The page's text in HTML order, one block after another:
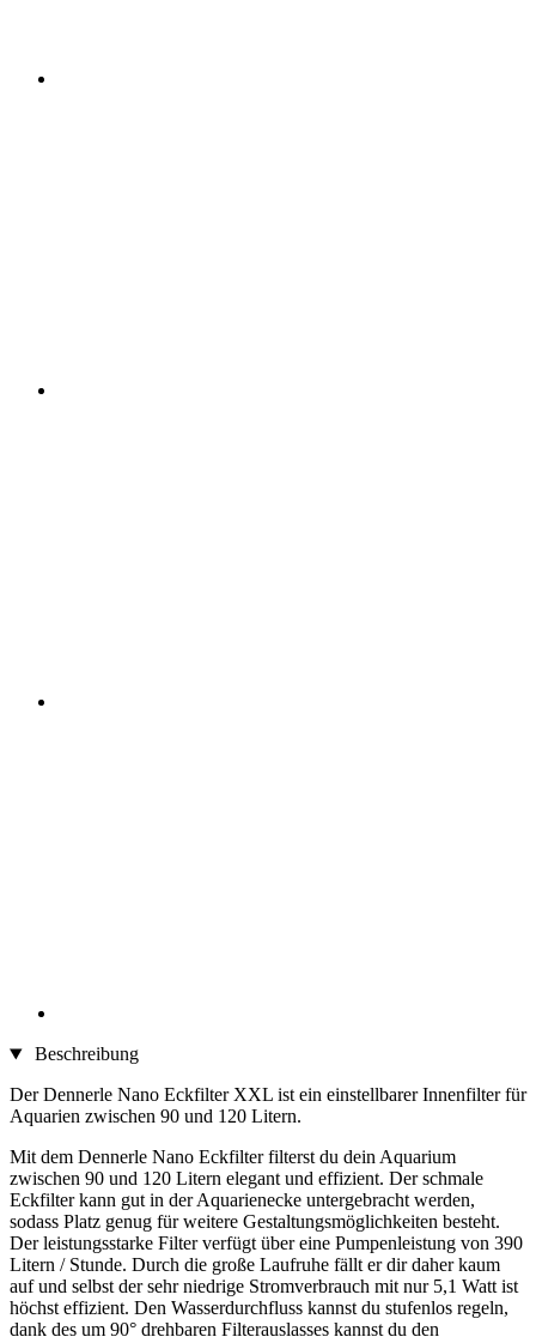
Beschreibung
Der Dennerle Nano Eckfilter XXL ist ein einstellbarer Innenfilter für
Aquarien zwischen 90 und 120 Litern.
Mit dem Dennerle Nano Eckfilter filterst du dein Aquarium
zwischen 90 und 120 Litern elegant und effizient. Der schmale
Eckfilter kann gut in der Aquarienecke untergebracht werden,
sodass Platz genug für weitere Gestaltungsmöglichkeiten besteht.
Der leistungsstarke Filter verfügt über eine Pumpenleistung von 390
Litern / Stunde. Durch die große Laufruhe fällt er dir daher kaum
auf und selbst der sehr niedrige Stromverbrauch mit nur 5,1 Watt ist
höchst effizient. Den Wasserdurchfluss kannst du stufenlos regeln,
dank des um 90° drehbaren Filterauslasses kannst du den